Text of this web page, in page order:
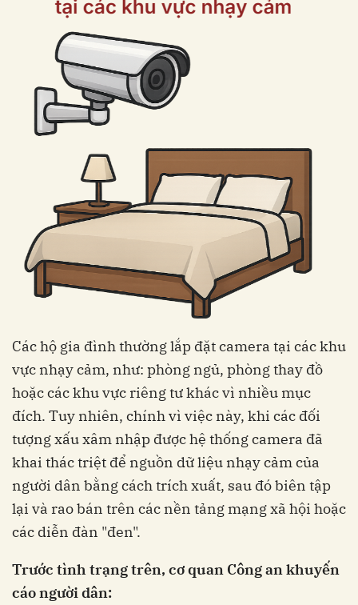
Các hộ gia đình thường lắp đặt camera tại các khu
vực nhạy cảm, như: phòng ngủ, phòng thay đồ
hoặc các khu vực riêng tư khác vì nhiều mục
đích. Tuy nhiên, chính vì việc này, khi các đối
tượng xấu xâm nhập được hệ thống camera đã
khai thác triệt để nguồn dữ liệu nhạy cảm của
người dân bằng cách trích xuất, sau đó biên tập
lại và rao bán trên các nền tảng mạng xã hội hoặc
các diễn đàn "đen".
Trước tình trạng trên, cơ quan Công an khuyến
cáo người dân: